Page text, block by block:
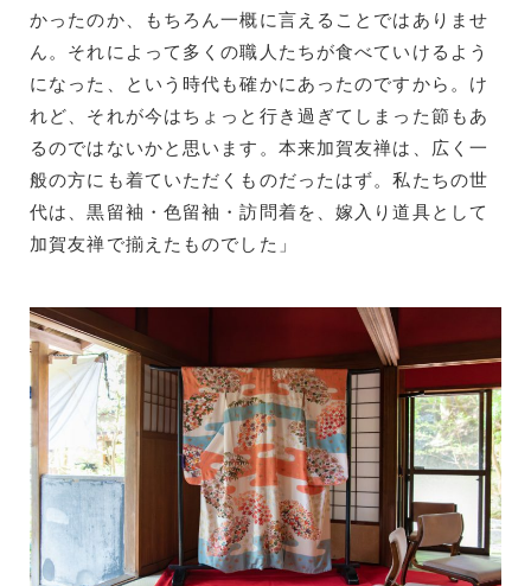
かったのか、もちろん一概に言えることではありませ
ん。それによって多くの職人たちが食べていけるよう
になった、という時代も確かにあったのですから。け
れど、それが今はちょっと行き過ぎてしまった節もあ
るのではないかと思います。本来加賀友禅は、広く一
般の方にも着ていただくものだったはず。私たちの世
代は、黒留袖・色留袖・訪問着を、嫁入り道具として
加賀友禅で揃えたものでした」